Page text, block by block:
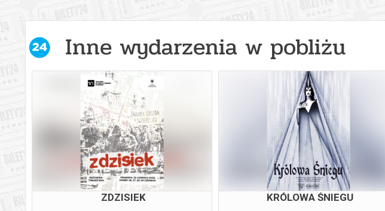
Inne wydarzenia w pobliżu
HISTORIE RÓWNOLEGŁE GALA MUSICALOWA